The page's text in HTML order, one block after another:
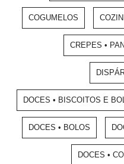
COGUMELOS
CREPES •
DOCES • BISCOITOS E
DOCES • BOLOS
DOCES •